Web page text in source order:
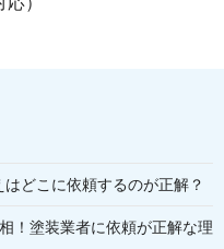
どこに依頼するのが正解？
！塗装業者に依頼が正解な理